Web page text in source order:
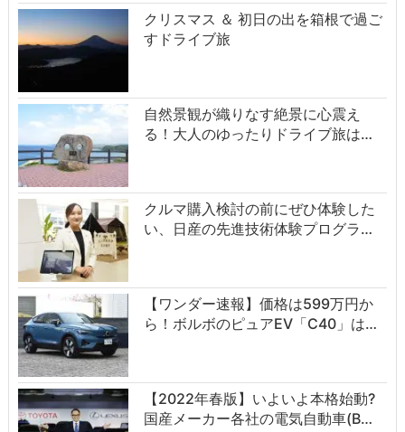
クリスマス ＆ 初日の出を箱根で過ご
すドライブ旅
自然景観が織りなす絶景に心震え
る！大人のゆったりドライブ旅は…
クルマ購入検討の前にぜひ体験した
い、日産の先進技術体験プログラ…
【ワンダー速報】価格は599万円か
ら！ボルボのピュアEV「C40」は…
【2022年春版】いよいよ本格始動?
国産メーカー各社の電気自動車(B…